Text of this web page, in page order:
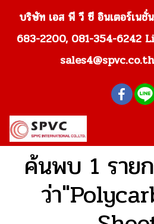
บริษัท เอส พี วี ซี อินเตอร์เนชั่
683-2200, 081-354-6242
sales4@spvc.co.th
ค้นพบ 1 ราย
ว่า